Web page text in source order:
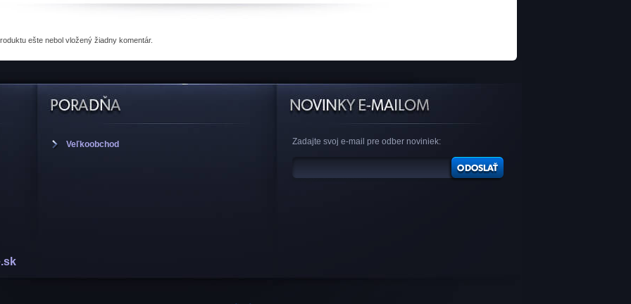
ešte nebol vložený žiadny komentár.
Veľkoobchod Zadajte svoj e-mail pre odber noviniek: